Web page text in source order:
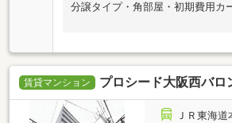
分譲タイプ・角部屋・初期費用カ
賃貸マンション プロシード大阪西バロ
ＪＲ東海